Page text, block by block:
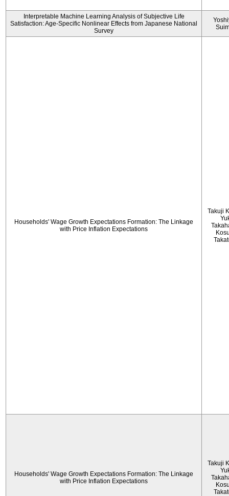
Interpretable Machine Learning Analysis of Subjective Life
Satisfaction: Age-Specific Nonlinear Effects from Japanese National
Survey
Households' Wage Growth Expectations Formation: The Linkage
with Price Inflation Expectations
Takuji
Households' Wage Growth Expectations Formation: The Linkage
with Price Inflation Expectations
Takuji